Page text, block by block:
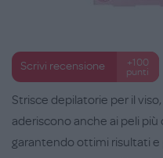
Scrivi recensione
+100
punti
Strisce depilatorie per il
aderiscono anche ai peli
garantendo ottimi risultati e